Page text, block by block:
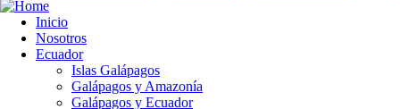
Inicio
Nosotros
Ecuador
Islas Galápagos
Galápagos y Amazonía
Galápagos y Ecuador